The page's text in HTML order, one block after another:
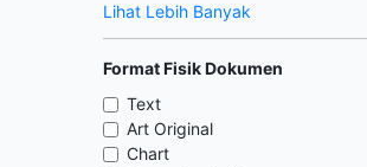
Lihat Lebih Banyak
Format Fisik Dokumen
Text
Art Original
Chart